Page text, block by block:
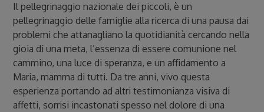
Il pellegrinaggio nazionale dei piccoli, è un
pellegrinaggio delle famiglie alla ricerca di una pausa dai
problemi che attanagliano la quotidianità cercando nella
gioia di una meta, l’essenza di essere comunione nel
cammino, una luce di speranza, e un affidamento a
Maria, mamma di tutti. Da tre anni, vivo questa
esperienza portando ad altri testimonianza visiva di
affetti, sorrisi incastonati spesso nel dolore di una